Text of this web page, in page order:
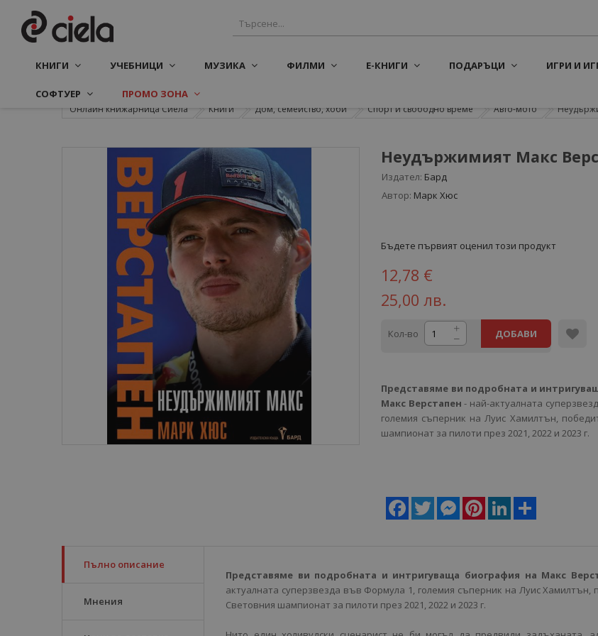
КНИГИ УЧЕБНИЦИ МУЗИКА ФИЛМИ Е-КНИГИ ПОДАРЪЦИ ИГРИ И
СОФТУЕР ПРОМО ЗОНА
Онлайн книжарница Сиела Книги Дом, семейство, хоби Спорт и свободно време Авто-мото
Неудържимият Макс
Издател: Бард
Автор: Марк Хюс
Бъдете първият оценил този продукт
12,78 €
25,00 лв.
Кол-во ДОБАВИ
Представяме ви подробната и
Макс Верстапен - най-актуалната
големия съперник на Луис Хамилтън,
шампионат за пилоти през 2021, 2022 и 2023 г.
Facebook
Twitter MessengerPinterestLinkedIn
Пълно описание
Мнения
Представяме ви подробната и интригуваща биография на Макс
актуалната суперзвезда във Формула 1, големия съперник на Луис Хамилтън,
Световния шампионат за пилоти през 2021, 2022 и 2023 г.